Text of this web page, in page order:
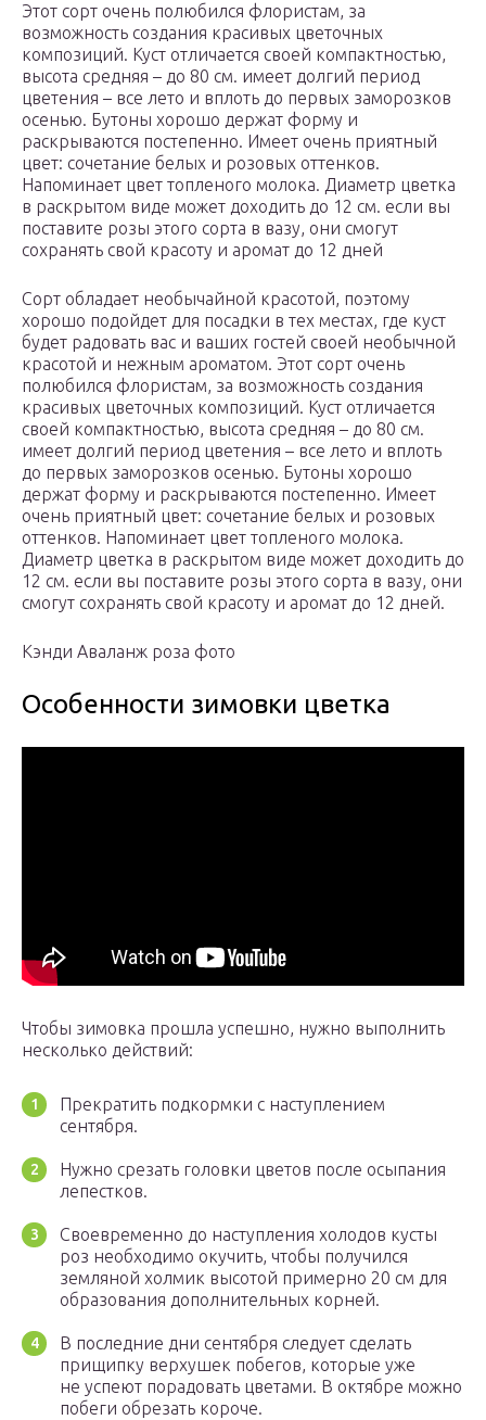
Этот сорт очень полюбился флористам, за
возможность создания красивых цветочных
композиций. Куст отличается своей компактностью,
высота средняя – до 80 см. имеет долгий период
цветения – все лето и вплоть до первых заморозков
осенью. Бутоны хорошо держат форму и
раскрываются постепенно. Имеет очень приятный
цвет: сочетание белых и розовых оттенков.
Напоминает цвет топленого молока. Диаметр цветка
в раскрытом виде может доходить до 12 см. если вы
поставите розы этого сорта в вазу, они смогут
сохранять свой красоту и аромат до 12 дней
Сорт обладает необычайной красотой, поэтому
хорошо подойдет для посадки в тех местах, где куст
будет радовать вас и ваших гостей своей необычной
красотой и нежным ароматом. Этот сорт очень
полюбился флористам, за возможность создания
красивых цветочных композиций. Куст отличается
своей компактностью, высота средняя – до 80 см.
имеет долгий период цветения – все лето и вплоть
до первых заморозков осенью. Бутоны хорошо
держат форму и раскрываются постепенно. Имеет
очень приятный цвет: сочетание белых и розовых
оттенков. Напоминает цвет топленого молока.
Диаметр цветка в раскрытом виде может доходить до
12 см. если вы поставите розы этого сорта в вазу, они
смогут сохранять свой красоту и аромат до 12 дней.
Кэнди Аваланж роза фото
Особенности зимовки цветка
Чтобы зимовка прошла успешно, нужно выполнить
несколько действий:
Прекратить подкормки с наступлением
сентября.
Нужно срезать головки цветов после осыпания
лепестков.
Своевременно до наступления холодов кусты
роз необходимо окучить, чтобы получился
земляной холмик высотой примерно 20 см для
образования дополнительных корней.
В последние дни сентября следует сделать
прищипку верхушек побегов, которые уже
не успеют порадовать цветами. В октябре можно
побеги обрезать короче.